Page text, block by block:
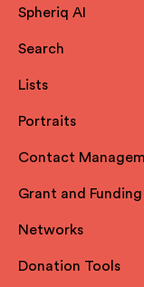
Spheriq AI
Search
Lists
Portraits
Contact
Grant and
Networks
Donation Tools